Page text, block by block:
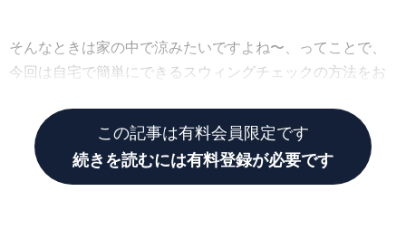
そんなときは家の中で涼みたいですよね〜、ってことで、
今回は自宅で簡単にできるスウィングチェックの方法をお
この記事は有料会員限定です
続きを読むには有料登録が必要です